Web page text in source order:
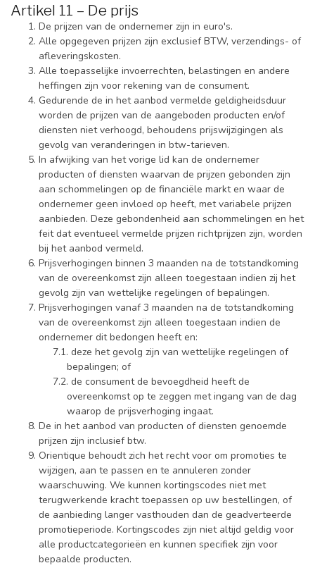
Artikel 11 – De prijs
De prijzen van de ondernemer zijn in euro's.
Alle opgegeven prijzen zijn exclusief BTW, verzendings- of
afleveringskosten.
Alle toepasselijke invoerrechten, belastingen en andere
heffingen zijn voor rekening van de consument.
Gedurende de in het aanbod vermelde geldigheidsduur
worden de prijzen van de aangeboden producten en/of
diensten niet verhoogd, behoudens prijswijzigingen als
gevolg van veranderingen in btw-tarieven.
In afwijking van het vorige lid kan de ondernemer
producten of diensten waarvan de prijzen gebonden zijn
aan schommelingen op de financiële markt en waar de
ondernemer geen invloed op heeft, met variabele prijzen
aanbieden. Deze gebondenheid aan schommelingen en het
feit dat eventueel vermelde prijzen richtprijzen zijn, worden
bij het aanbod vermeld.
Prijsverhogingen binnen 3 maanden na de totstandkoming
van de overeenkomst zijn alleen toegestaan indien zij het
gevolg zijn van wettelijke regelingen of bepalingen.
Prijsverhogingen vanaf 3 maanden na de totstandkoming
van de overeenkomst zijn alleen toegestaan indien de
ondernemer dit bedongen heeft en:
deze het gevolg zijn van wettelijke regelingen of
bepalingen; of
de consument de bevoegdheid heeft de
overeenkomst op te zeggen met ingang van de dag
waarop de prijsverhoging ingaat.
De in het aanbod van producten of diensten genoemde
prijzen zijn inclusief btw.
Orientique behoudt zich het recht voor om promoties te
wijzigen, aan te passen en te annuleren zonder
waarschuwing. We kunnen kortingscodes niet met
terugwerkende kracht toepassen op uw bestellingen, of
de aanbieding langer vasthouden dan de geadverteerde
promotieperiode. Kortingscodes zijn niet altijd geldig voor
alle productcategorieën en kunnen specifiek zijn voor
bepaalde producten.